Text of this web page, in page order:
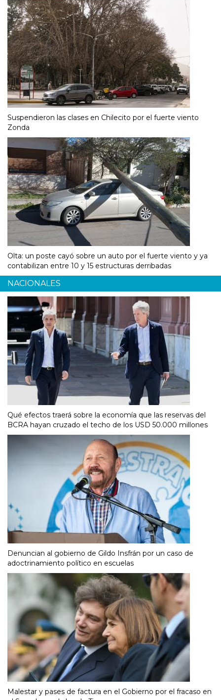
Suspendieron las clases en Chilecito por el fuerte viento
Zonda
Olta: un poste cayó sobre un auto por el fuerte viento y ya
contabilizan entre 10 y 15 estructuras derribadas
NACIONALES
Qué efectos traerá sobre la economía que las reservas del
BCRA hayan cruzado el techo de los USD 50.000 millones
Denuncian al gobierno de Gildo Insfrán por un caso de
adoctrinamiento político en escuelas
Malestar y pases de factura en el Gobierno por el fracaso en